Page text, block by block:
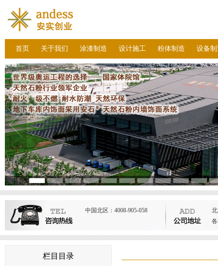
首页 关于我们 涂漆制造 设计施工 粉体制造 设备
中国北区：4008-905-058
栏目目录